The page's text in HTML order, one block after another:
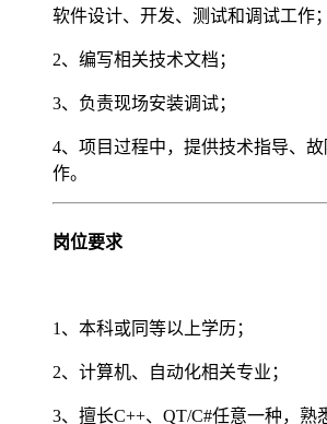
软件设计、开发、测试和调试工作；
2、编写相关技术文档；
3、负责现场安装调试；
4、项目过程中，提供技术指导、
作。
岗位要求
1、本科或同等以上学历；
2、计算机、自动化相关专业；
3、擅长C++、QT/C#任意一种，熟